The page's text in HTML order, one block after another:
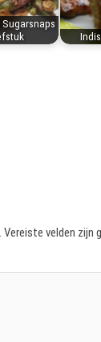
Vereiste velden zijn